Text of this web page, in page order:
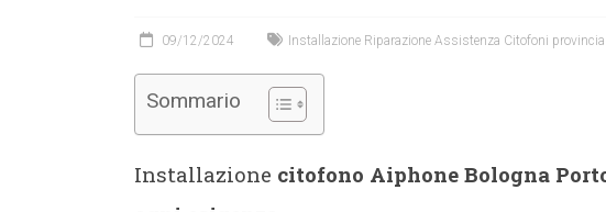
09/12/2024 Installazione Riparazione Assistenza Citofoni
Sommario
Installazione citofono Aiphone Bologna